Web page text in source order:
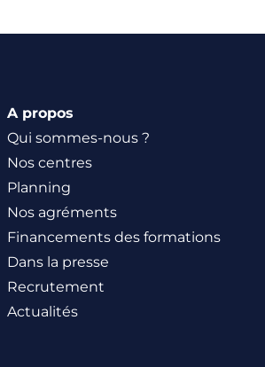
A propos
Qui sommes-nous ?
Nos centres
Planning
Nos agréments
Financements des formations
Dans la presse
Recrutement
Actualités